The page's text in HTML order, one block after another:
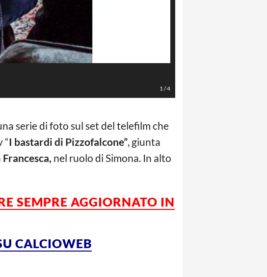
1/4
serie di foto sul set del telefilm che
“I bastardi di Pizzofalcone”, giunta
Francesca, nel ruolo di Simona. In alto
SEMPRE AGGIORNATO IN
CALCIOWEB